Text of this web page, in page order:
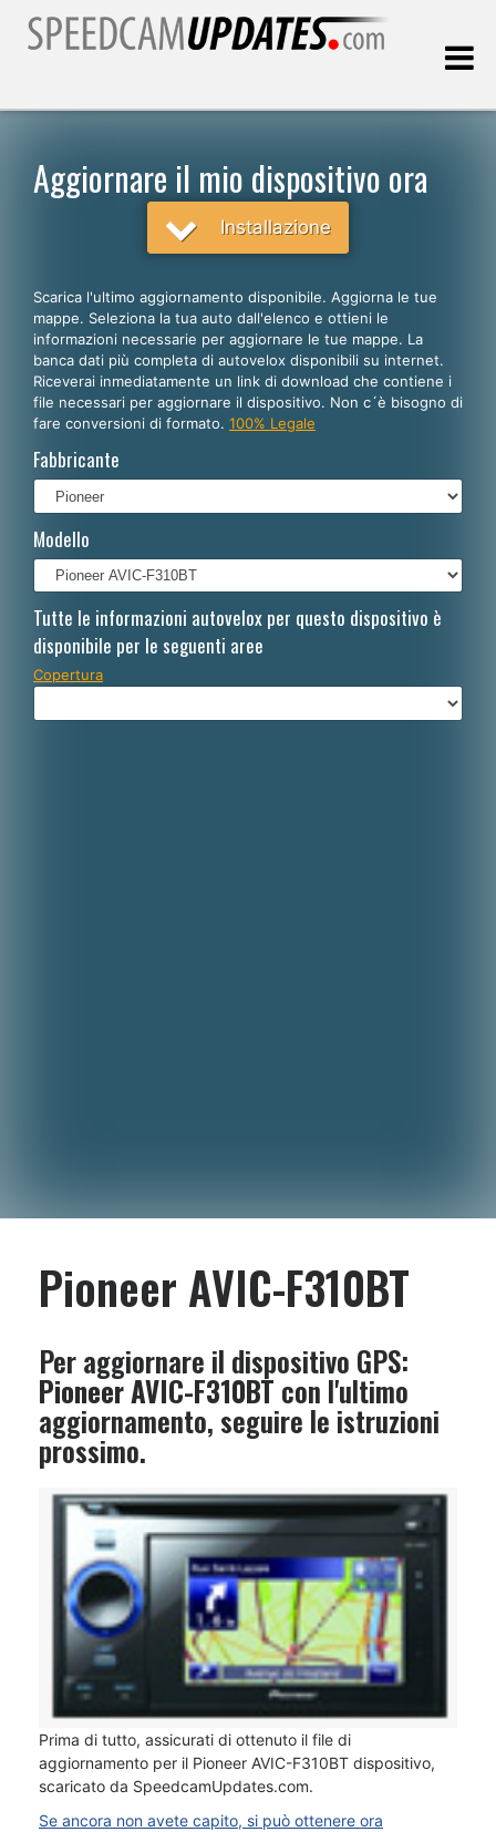
Italiano
English
Español
Deutsch
Polski
Dansk
Aggiornare il mio dispositivo ora
Installazione
Scarica l'ultimo aggiornamento disponibile. Aggiorna le tue
mappe. Seleziona la tua auto dall'elenco e ottieni le
informazioni necessarie per aggiornare le tue mappe. La
banca dati più completa di autovelox disponibili su internet.
Riceverai inmediatamente un link di download che contiene i
file necessari per aggiornare il dispositivo. Non c´è bisogno di
fare conversioni di formato. 100% Legale
Fabbricante
Modello
Tutte le informazioni autovelox per questo dispositivo è
disponibile per le seguenti aree
Copertura
Pioneer AVIC-F310BT
Per aggiornare il dispositivo GPS:
Pioneer AVIC-F310BT con l'ultimo
aggiornamento, seguire le istruzioni
prossimo.
Prima di tutto, assicurati di ottenuto il file di
aggiornamento per il Pioneer AVIC-F310BT dispositivo,
scaricato da SpeedcamUpdates.com.
Se ancora non avete capito, si può ottenere ora